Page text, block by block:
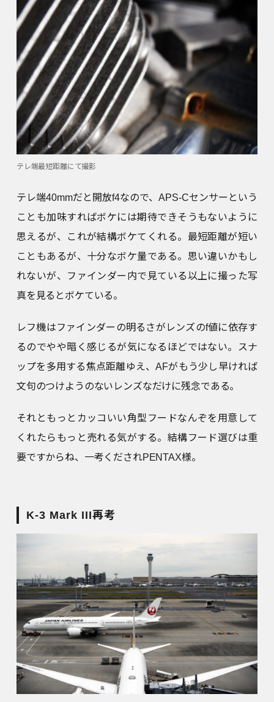
テレ端最短距離にて撮影
テレ端40mmだと開放f4なので、APS-Cセンサーという
ことも加味すればボケには期待できそうもないように
思えるが、これが結構ボケてくれる。最短距離が短い
こともあるが、十分なボケ量である。思い違いかもし
れないが、ファインダー内で見ている以上に撮った写
真を見るとボケている。
レフ機はファインダーの明るさがレンズのf値に依存す
るのでやや暗く感じるが気になるほどではない。スナ
ップを多用する焦点距離ゆえ、AFがもう少し早ければ
文句のつけようのないレンズなだけに残念である。
それともっとカッコいい角型フードなんぞを用意して
くれたらもっと売れる気がする。結構フード選びは重
要ですからね、一考くだされPENTAX様。
K-3 Mark III再考